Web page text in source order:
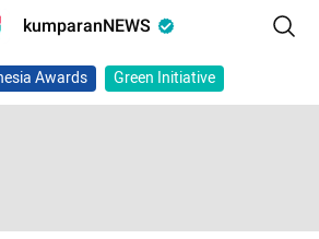
kumparanNEWS
Awards Green Initiative